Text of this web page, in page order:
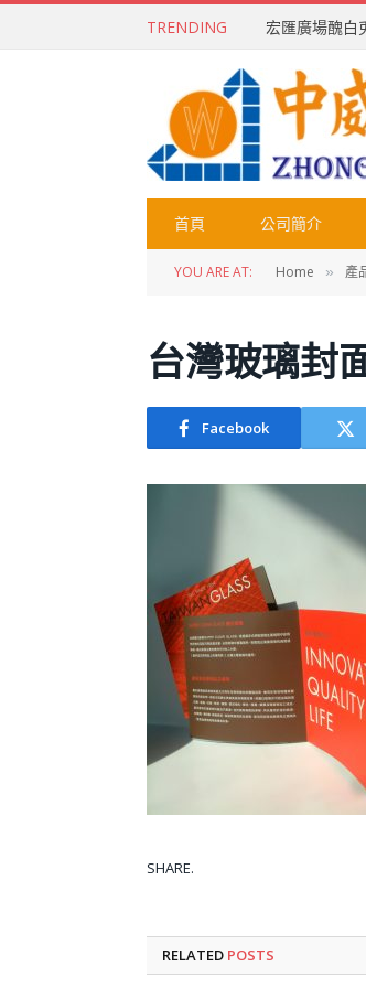
TRENDING 宏匯廣場醜白
首頁 公司簡介
YOU ARE AT: Home » 產
台灣玻璃封
Facebook
SHARE.
RELATED POSTS